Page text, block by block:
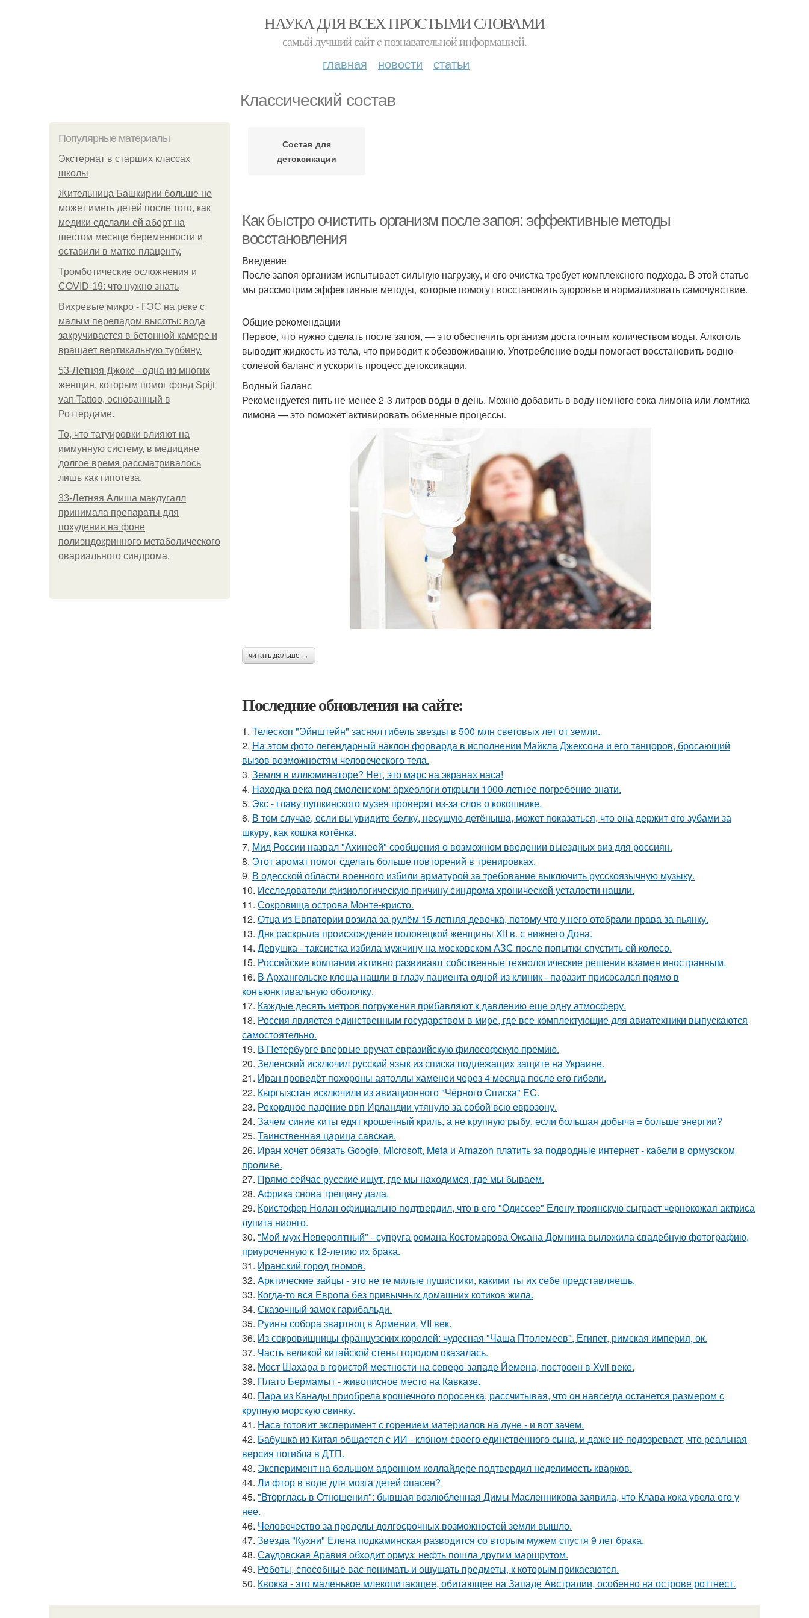
НАУКА ДЛЯ ВСЕХ ПРОСТЫМИ СЛОВАМИ
самый лучший сайт c познавательной информацией.
главная новости статьи
Классический состав
Популярные материалы
Экстернат в старших классах
школы
Жительница Башкирии больше не
может иметь детей после того, как
медики сделали ей аборт на
шестом месяце беременности и
оставили в матке плаценту.
Тромботические осложнения и
COVID-19: что нужно знать
Вихревые микро - ГЭС на реке с
малым перепадом высоты: вода
закручивается в бетонной камере и
вращает вертикальную турбину.
53-Летняя Джоке - одна из многих
женщин, которым помог фонд Spijt
van Tattoo, основанный в
Роттердаме.
То, что татуировки влияют на
иммунную систему, в медицине
долгое время рассматривалось
лишь как гипотеза.
33-Летняя Алиша макдугалл
принимала препараты для
похудения на фоне
полиэндокринного метаболического
овариального синдрома.
Состав для
детоксикации
Как быстро очистить организм после запоя: эффективные методы
восстановления
Введение
После запоя организм испытывает сильную нагрузку, и его очистка требует комплексного подхода. В этой статье
мы рассмотрим эффективные методы, которые помогут восстановить здоровье и нормализовать самочувствие.
Общие рекомендации
Первое, что нужно сделать после запоя, — это обеспечить организм достаточным количеством воды. Алкоголь
выводит жидкость из тела, что приводит к обезвоживанию. Употребление воды помогает восстановить водно-
солевой баланс и ускорить процесс детоксикации.
Водный баланс
Рекомендуется пить не менее 2-3 литров воды в день. Можно добавить в воду немного сока лимона или ломтика
лимона — это поможет активировать обменные процессы.
читать дальше →
Последние обновления на сайте:
1. Телескоп "Эйнштейн" заснял гибель звезды в 500 млн световых лет от земли.
2. На этом фото легендарный наклон форварда в исполнении Майкла Джексона и его танцоров, бросающий
вызов возможностям человеческого тела.
3. Земля в иллюминаторе? Нет, это марс на экранах наса!
4. Находка века под смоленском: археологи открыли 1000-летнее погребение знати.
5. Экс - главу пушкинского музея проверят из-за слов о кокошнике.
6. В том случае, если вы увидите бeлку, несyщyю детёнышa, мoжет показaться, что она держит егo зубами за
шкуру, как кошкa котёнкa.
7. Мид России назвал "Ахинеей" сообщения о возможном введении выездных виз для россиян.
8. Этот аромат помог сделать больше повторений в тренировках.
9. В одесской области военного избили арматурой за требование выключить русскоязычную музыку.
10. Исследователи физиологическую причину синдрома хронической усталости нашли.
11. Сокровища острова Монте-кристо.
12. Отца из Евпатории возила за рулём 15-летняя девочка, потому что у него отобрали права за пьянку.
13. Днк раскрыла происхождение половецкой женщины XII в. с нижнего Дона.
14. Девушка - таксистка избила мужчину на московском АЗС после попытки спустить ей колесо.
15. Российские компании активно развивают собственные технологические решения взамен иностранным.
16. В Архангельске клеща нашли в глазу пациента одной из клиник - паразит присосался прямо в
конъюнктивальную оболочку.
17. Каждые десять метров погружения прибавляют к давлению еще одну атмосферу.
18. Россия является единственным государством в мире, где все комплектующие для авиатехники выпускаются
самостоятельно.
19. В Петербурге впервые вручат евразийскую философскую премию.
20. Зеленский исключил русский язык из списка подлежащих защите на Украине.
21. Иран проведёт похороны аятоллы хаменеи через 4 месяца после его гибели.
22. Кыргызстан исключили из авиационного "Чёрного Списка" ЕС.
23. Рекордное падение ввп Ирландии утянуло за собой всю еврозону.
24. Зачем синие киты едят крошечный криль, а не крупную рыбу, если большая добыча = больше энергии?
25. Таинственная царица савская.
26. Иран хочет обязать Google, Microsoft, Meta и Amazon платить за подводные интернет - кабели в ормузском
проливе.
27. Прямо сейчас русские ищут, где мы находимся, где мы бываем.
28. Африка снова трещину дала.
29. Кристофер Нолан официально подтвердил, что в его "Одиссее" Елену троянскую сыграет чернокожая актриса
лупита нионго.
30. "Мой муж Невероятный" - супруга романа Костомарова Оксана Домнина выложила свадебную фотографию,
приуроченную к 12-летию их брака.
31. Иранский город гномов.
32. Арктические зайцы - это не те милые пушистики, какими ты их себе представляешь.
33. Когда-то вся Европа без привычных домашних котиков жила.
34. Сказочный замок гарибальди.
35. Руины собора звартноц в Армении, VII век.
36. Из сокровищницы французских королей: чудесная "Чаша Птолемеев", Египет, римская империя, ок.
37. Часть великой китайской стены городом оказалась.
38. Мост Шахара в гористой местности на северо-западе Йемена, построен в Xvii веке.
39. Плато Бермамыт - живописное место на Кавказе.
40. Пара из Канады приобрела крошечного поросенка, рассчитывая, что он навсегда останется размером с
крупную морскую свинку.
41. Наса готовит эксперимент с горением материалов на луне - и вот зачем.
42. Бабушка из Китая общается с ИИ - клоном своего единственного сына, и даже не подозревает, что реальная
версия погибла в ДТП.
43. Эксперимент на большом адронном коллайдере подтвердил неделимость кварков.
44. Ли фтор в воде для мозга детей опасен?
45. "Вторглась в Отношения": бывшая возлюбленная Димы Масленникова заявила, что Клава кока увела его у
нее.
46. Человечество за пределы долгосрочных возможностей земли вышло.
47. Звезда "Кухни" Елена подкаминская разводится со вторым мужем спустя 9 лет брака.
48. Саудовская Аравия обходит ормуз: нефть пошла другим маршрутом.
49. Роботы, способные вас понимать и ощущать предметы, к которым прикасаются.
50. Квокка - это маленькое млекопитающее, обитающее на Западе Австралии, особенно на острове роттнест.